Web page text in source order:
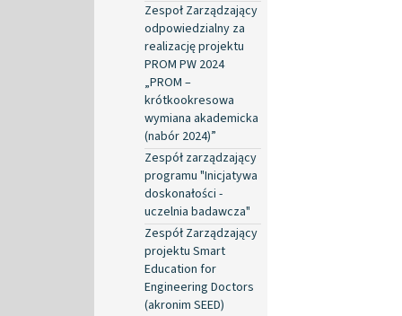
Zespoł Zarządzający
odpowiedzialny za
realizację projektu
PROM PW 2024
„PROM –
krótkookresowa
wymiana akademicka
(nabór 2024)”
Zespół zarządzający
programu "Inicjatywa
doskonałości -
uczelnia badawcza"
Zespół Zarządzający
projektu Smart
Education for
Engineering Doctors
(akronim SEED)